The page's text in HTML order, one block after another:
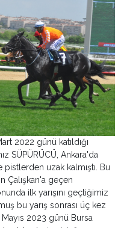
2022 günü katıldığı
SÜPÜRÜCÜ, Ankara'da
pistlerden uzak kalmıştı. Bu
Çalışkan'a geçen
ilk yarışını geçtiğimiz
bu yarış sonrası üç kez
2023 günü Bursa